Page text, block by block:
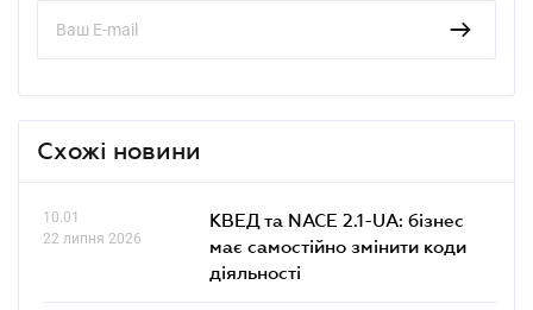
Схожі новини
10.01
22 липня 2026
КВЕД та NACE 2.1-UA: бізнес
має самостійно змінити коди
діяльності